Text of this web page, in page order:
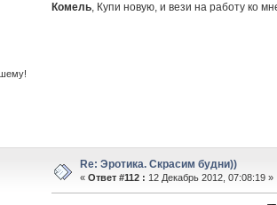
Комель , Купи новую, и вези на работу ко
Re: Эротика. Скрасим будни))
« Ответ #112 : 12 Декабрь 2012, 07:08:19 »